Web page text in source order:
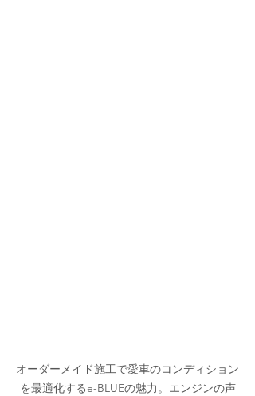
オーダーメイド施工で愛車のコンディション
を最適化するe-BLUEの魅力。エンジンの声